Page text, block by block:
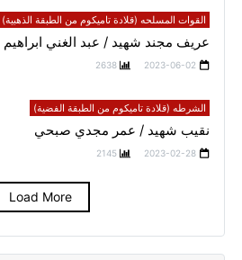
القوات المسلحه (قلادة تاميكوم من الطبقة الذهبية)
عريف مجند شهيد / عبد الغني ابراهيم
2023-06-02
2638
الشرطه (قلادة تاميكوم من الطبقة الفضية)
نقيب شهيد / عمر مجدي صبحي
2023-02-28
2145
Load More